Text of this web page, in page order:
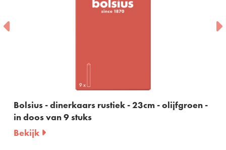
- dinerkaars rustiek - 23cm - olijfgroen -
van 9 stuks